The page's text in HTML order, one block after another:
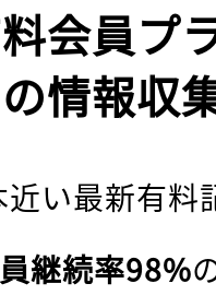
会員プ
情報収
い最新有料
継続率98%